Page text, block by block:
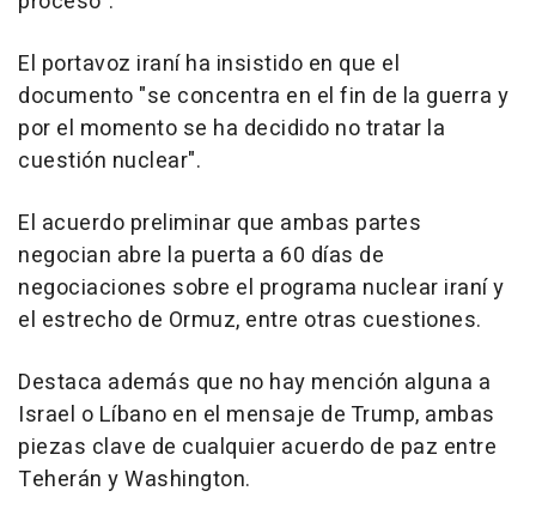
El portavoz iraní ha insistido en que el
documento "se concentra en el fin de la guerra y
por el momento se ha decidido no tratar la
cuestión nuclear".
El acuerdo preliminar que ambas partes
negocian abre la puerta a 60 días de
negociaciones sobre el programa nuclear iraní y
el estrecho de Ormuz, entre otras cuestiones.
Destaca además que no hay mención alguna a
Israel o Líbano en el mensaje de Trump, ambas
piezas clave de cualquier acuerdo de paz entre
Teherán y Washington.